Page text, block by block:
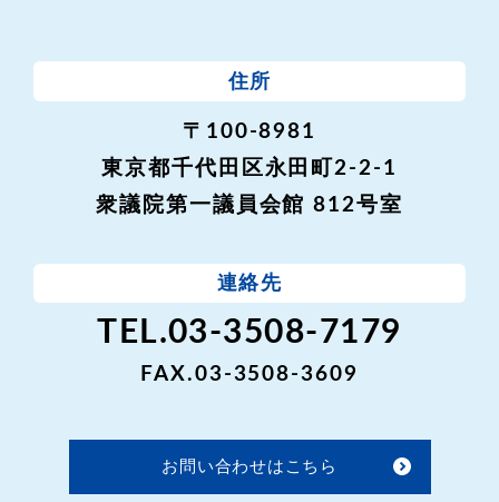
住所
〒100-8981
東京都千代田区永田町2-2-1
衆議院第一議員会館 812号室
連絡先
TEL.03-3508-7179
FAX.03-3508-3609
お問い合わせはこちら